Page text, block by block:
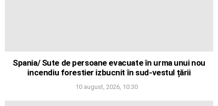
Spania/ Sute de persoane evacuate în urma unui nou
incendiu forestier izbucnit în sud-vestul țării
10 august, 2026, 10:30